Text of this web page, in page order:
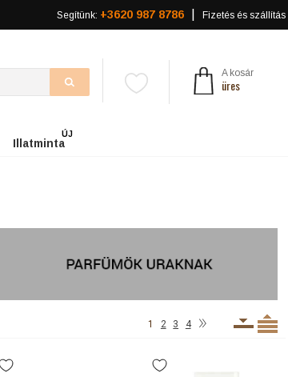
Segítünk: +3620 987 8786 Fizetés és szállítás
A kosár
üres
Illatminta
ÚJ
1 2 3 4 »